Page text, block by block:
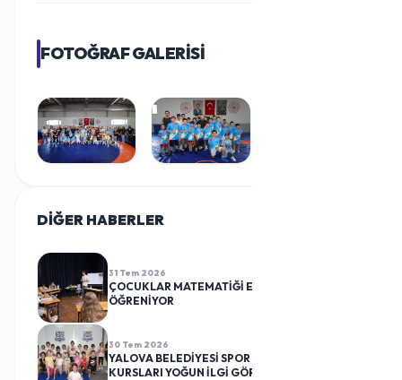
FOTOĞRAF GALERİSİ
DİĞER HABERLER
31 Tem 2026
ÇOCUKLAR MATEMATİĞİ EĞLENEREK
ÖĞRENİYOR
30 Tem 2026
YALOVA BELEDİYESİ SPOR KULÜBÜ CİMNASTİK
KURSLARI YOĞUN İLGİ GÖRÜYOR